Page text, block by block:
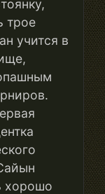
трое
учится в
хорошо